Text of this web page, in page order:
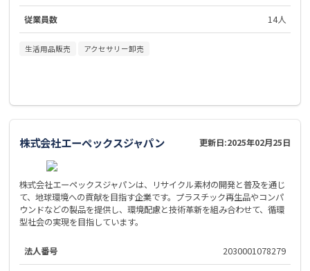
従業員数 14人
生活用品販売 アクセサリー卸売
株式会社エーペックスジャパン 更新日:2025年02月25日
株式会社エーペックスジャパンは、リサイクル素材の開発と普及を通じ
て、地球環境への貢献を目指す企業です。プラスチック再生品やコンパ
ウンドなどの製品を提供し、環境配慮と技術革新を組み合わせて、循環
型社会の実現を目指しています。
法人番号 2030001078279